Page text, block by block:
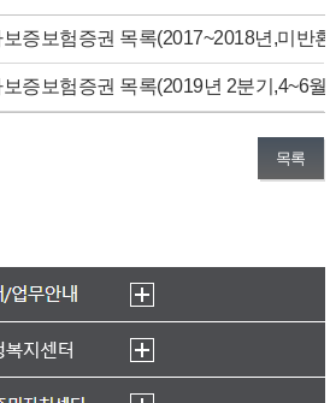
증보험증권 목록(2017~2018년,미반
증보험증권 목록(2019년 2분기,4~6월
목록